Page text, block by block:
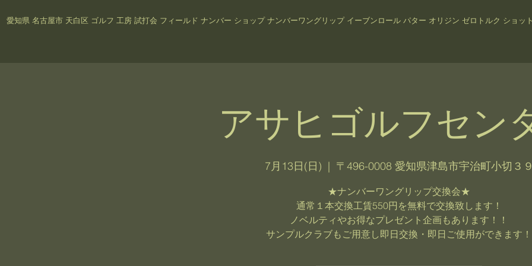
愛知県 名古屋市 天白区 ゴルフ 工房 試打会 フィールド ナンバー ショップナンバーワングリップ イーブンロール パター オリジン ゼロトルク ショッ
アサヒゴルフセン
7月13日(日)
  |
〒496-0008 愛知県津島市宇治町小切３９
★ナンバーワングリップ交換会★
通常１本交換工賃550円を無料で交換致します！
ノベルティやお得なプレゼント企画もあります！！
サンプルクラブもご用意し即日交換・即日ご使用ができます！